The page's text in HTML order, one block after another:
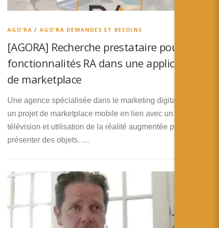
AGO’RA / AGO’RA DEMANDES ET BESOINS
[AGORA] Recherche prestataire pour
fonctionnalités RA dans une application
de marketplace
Une agence spécialisée dans le marketing digital monte
un projet de marketplace mobile en lien avec un réseau de
télévision et utilisation de la réalité augmentée pour
présenter des objets. …